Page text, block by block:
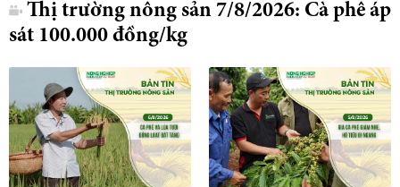
Thị trường nông sản 7/8/2026: Cà phê áp
sát 100.000 đồng/kg